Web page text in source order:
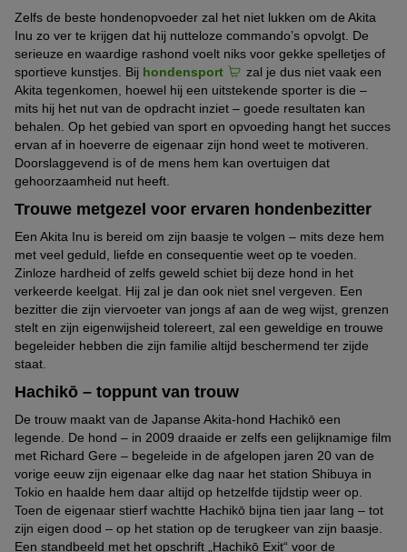
Zelfs de beste hondenopvoeder zal het niet lukken om de Akita
Inu zo ver te krijgen dat hij nutteloze commando’s opvolgt. De
serieuze en waardige rashond voelt niks voor gekke spelletjes of
sportieve kunstjes. Bij hondensport
zal je dus niet vaak een
Akita tegenkomen, hoewel hij een uitstekende sporter is die –
mits hij het nut van de opdracht inziet – goede resultaten kan
behalen. Op het gebied van sport en opvoeding hangt het succes
ervan af in hoeverre de eigenaar zijn hond weet te motiveren.
Doorslaggevend is of de mens hem kan overtuigen dat
gehoorzaamheid nut heeft.
Trouwe metgezel voor ervaren hondenbezitter
Een Akita Inu is bereid om zijn baasje te volgen – mits deze hem
met veel geduld, liefde en consequentie weet op te voeden.
Zinloze hardheid of zelfs geweld schiet bij deze hond in het
verkeerde keelgat. Hij zal je dan ook niet snel vergeven. Een
bezitter die zijn viervoeter van jongs af aan de weg wijst, grenzen
stelt en zijn eigenwijsheid tolereert, zal een geweldige en trouwe
begeleider hebben die zijn familie altijd beschermend ter zijde
staat.
Hachikō – toppunt van trouw
De trouw maakt van de Japanse Akita-hond Hachikō een
legende. De hond – in 2009 draaide er zelfs een gelijknamige film
met Richard Gere – begeleide in de afgelopen jaren 20 van de
vorige eeuw zijn eigenaar elke dag naar het station Shibuya in
Tokio en haalde hem daar altijd op hetzelfde tijdstip weer op.
Toen de eigenaar stierf wachtte Hachikō bijna tien jaar lang – tot
zijn eigen dood – op het station op de terugkeer van zijn baasje.
Een standbeeld met het opschrift „Hachikō Exit“ voor de